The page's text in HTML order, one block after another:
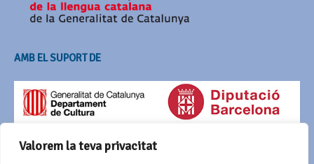
Valorem la teva privacitat
AMB EL SUPORT DE